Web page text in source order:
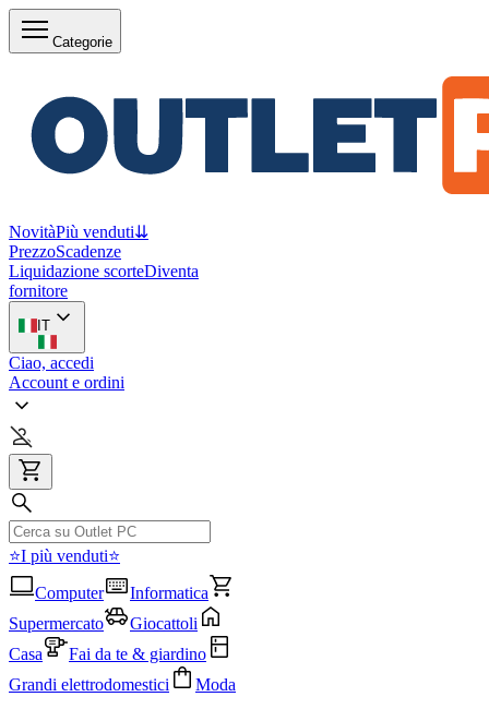
Categorie
NovitàPiù venduti⇊
PrezzoScadenze
Liquidazione scorteDiventa
fornitore
IT
Ciao, accedi
Account e ordini
⭐I più venduti⭐
Computer
Informatica
Supermercato
Giocattoli
Casa
Fai da te & giardino
Grandi elettrodomestici
Moda